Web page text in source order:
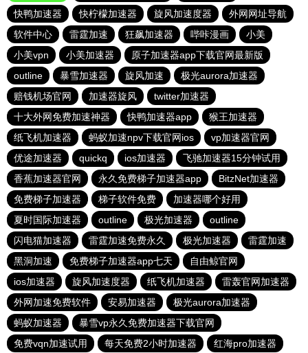
快鸭加速器
快柠檬加速器 旋风加速度器
外网网址导航
软件中心
雷霆加速 狂飙加速器 哔咔漫画
小美
小美vpn
小美加速器
原子加速器app下载官网最新版
outline
暴雪加速器 旋风加速
极光aurora加速器
赔钱机场官网
加速器旋风
twitter加速器
十大外网免费加速神器
快鸭加速器app
猴王加速器
纸飞机加速器
蚂蚁加速npv下载官网ios
vp加速器官网
优途加速器
quickq ios加速器
飞驰加速器15分钟试用
香蕉加速器官网
永久免费梯子加速器app
BitzNet加速器
免费梯子加速器
梯子软件免费
加速器哪个好用
夏时国际加速器
outline 极光加速器
outline
闪电猫加速器
雷霆加速免费永久 极光加速器
雷霆加速
黑洞加速
免费梯子加速器app七天
自由鲸官网
ios加速器
旋风加速度器 纸飞机加速器
雷轰官网加速器
外网加速免费软件
安易加速器
极光aurora加速器
蚂蚁加速器
暴雪vp永久免费加速器下载官网
免费vqn加速试用
每天免费2小时加速器 红海pro加速器